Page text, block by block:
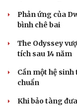
Cải chính
Phản ứng của
bình chê bai
The Odyssey
tích sau 14 năm
Cần một hệ
chuẩn
Khi bảo tàng